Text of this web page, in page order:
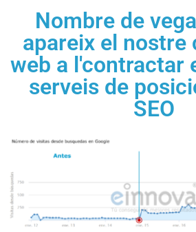
Nombre de
apareix el nostre
web a l'contractar
serveis de
SEO